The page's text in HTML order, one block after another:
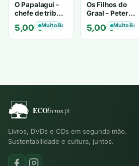
O Papalagui -
chefe de tribo
de tiavéa
5,00€Muito Bom
Os Filhos do
Graal - Peter
Berling
5,00€Muito Bom
Livros, DVDs e CDs em segunda mão.
Sustentabilidade e cultura, juntos.